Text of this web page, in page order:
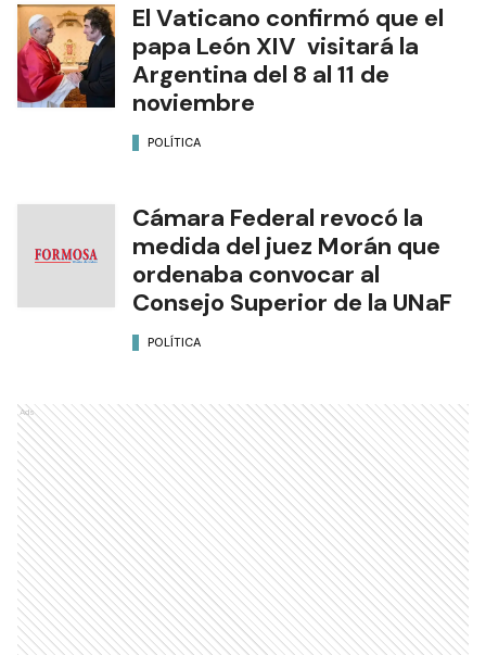
El Vaticano confirmó que el
papa León XIV visitará la
Argentina del 8 al 11 de
noviembre
POLÍTICA
Cámara Federal revocó la
medida del juez Morán que
ordenaba convocar al
Consejo Superior de la UNaF
POLÍTICA
Ads